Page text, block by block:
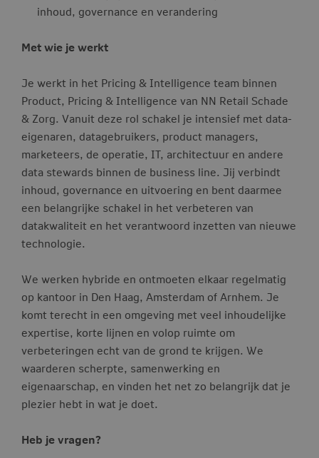
inhoud, governance en verandering
Met wie je werkt
Je werkt in het Pricing & Intelligence team binnen
Product, Pricing & Intelligence van NN Retail Schade
& Zorg. Vanuit deze rol schakel je intensief met data-
eigenaren, datagebruikers, product managers,
marketeers, de operatie, IT, architectuur en andere
data stewards binnen de business line. Jij verbindt
inhoud, governance en uitvoering en bent daarmee
een belangrijke schakel in het verbeteren van
datakwaliteit en het verantwoord inzetten van nieuwe
technologie.
We werken hybride en ontmoeten elkaar regelmatig
op kantoor in Den Haag, Amsterdam of Arnhem. Je
komt terecht in een omgeving met veel inhoudelijke
expertise, korte lijnen en volop ruimte om
verbeteringen echt van de grond te krijgen. We
waarderen scherpte, samenwerking en
eigenaarschap, en vinden het net zo belangrijk dat je
plezier hebt in wat je doet.
Heb je vragen?